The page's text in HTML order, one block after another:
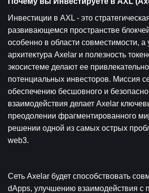
Инвестиции в AXL - это
развивающемся пространстве
особенно в области совместимости, а
архитектура Axelar и полезность
экосистеме делают ее
потенциальных инвесторов. Миссия
обеспечению бесшовного и
взаимодействия делает Axelar
преодолении фрагментированного
решении одной из самых острых
web3.
Сеть Axelar будет способствовать
dApps, улучшению взаимодействия с